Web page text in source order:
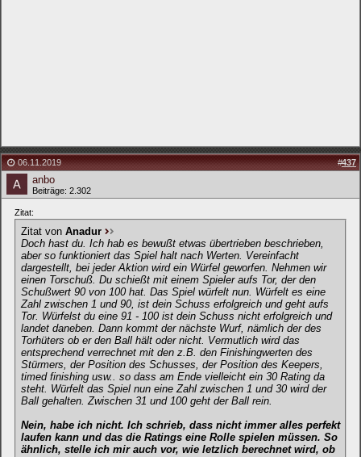
06.11.2019 #437
anbo
Beiträge: 2.302
Zitat:
Zitat von Anadur
Doch hast du. Ich hab es bewußt etwas übertrieben beschrieben,
aber so funktioniert das Spiel halt nach Werten. Vereinfacht
dargestellt, bei jeder Aktion wird ein Würfel geworfen. Nehmen wir
einen Torschuß. Du schießt mit einem Spieler aufs Tor, der den
Schußwert 90 von 100 hat. Das Spiel würfelt nun. Würfelt es eine
Zahl zwischen 1 und 90, ist dein Schuss erfolgreich und geht aufs
Tor. Würfelst du eine 91 - 100 ist dein Schuss nicht erfolgreich und
landet daneben. Dann kommt der nächste Wurf, nämlich der des
Torhüters ob er den Ball hält oder nicht. Vermutlich wird das
entsprechend verrechnet mit den z.B. den Finishingwerten des
Stürmers, der Position des Schusses, der Position des Keepers,
timed finishing usw.. so dass am Ende vielleicht ein 30 Rating da
steht. Würfelt das Spiel nun eine Zahl zwischen 1 und 30 wird der
Ball gehalten. Zwischen 31 und 100 geht der Ball rein.
Nein, habe ich nicht. Ich schrieb, dass nicht immer alles perfekt
laufen kann und das die Ratings eine Rolle spielen müssen. So
ähnlich, stelle ich mir auch vor, wie letzlich berechnet wird, ob